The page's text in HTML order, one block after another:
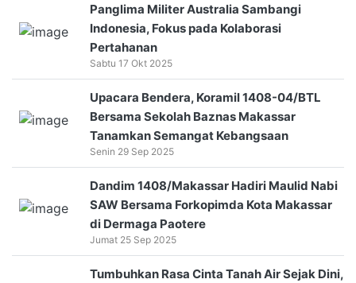
Panglima Militer Australia Sambangi
Indonesia, Fokus pada Kolaborasi
Pertahanan
Sabtu 17 Okt 2025
Upacara Bendera, Koramil 1408-04/BTL
Bersama Sekolah Baznas Makassar
Tanamkan Semangat Kebangsaan
Senin 29 Sep 2025
Dandim 1408/Makassar Hadiri Maulid Nabi
SAW Bersama Forkopimda Kota Makassar
di Dermaga Paotere
Jumat 25 Sep 2025
Tumbuhkan Rasa Cinta Tanah Air Sejak Dini,